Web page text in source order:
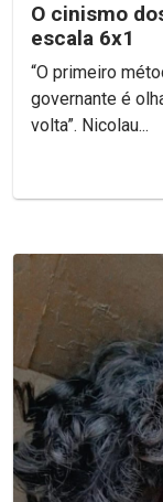
O cinismo
escala 6x1
“O primeiro
governante é
volta”. Nicolau...